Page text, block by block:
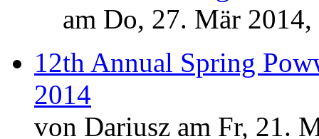
am Do, 27. Mär
12th Annual Spring
2014
von Dariusz am Fr, 21.